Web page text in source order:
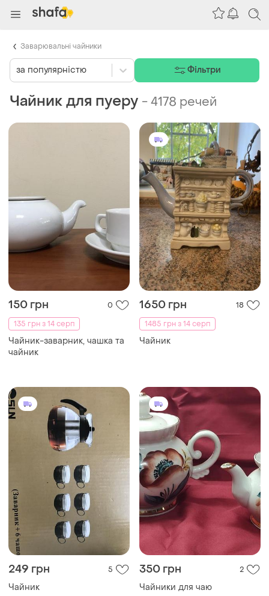
Чайник для пуеру -4178 речей
150 грн
0
135 грн з 14 серп
Чайник-заварник, чашка та
чайник
1650 грн
18
1485 грн з 14 серп
Чайник
249 грн 5
Чайник
350 грн 2
Чайники для чаю
за популярністю Фільтри
Заварювальні чайники